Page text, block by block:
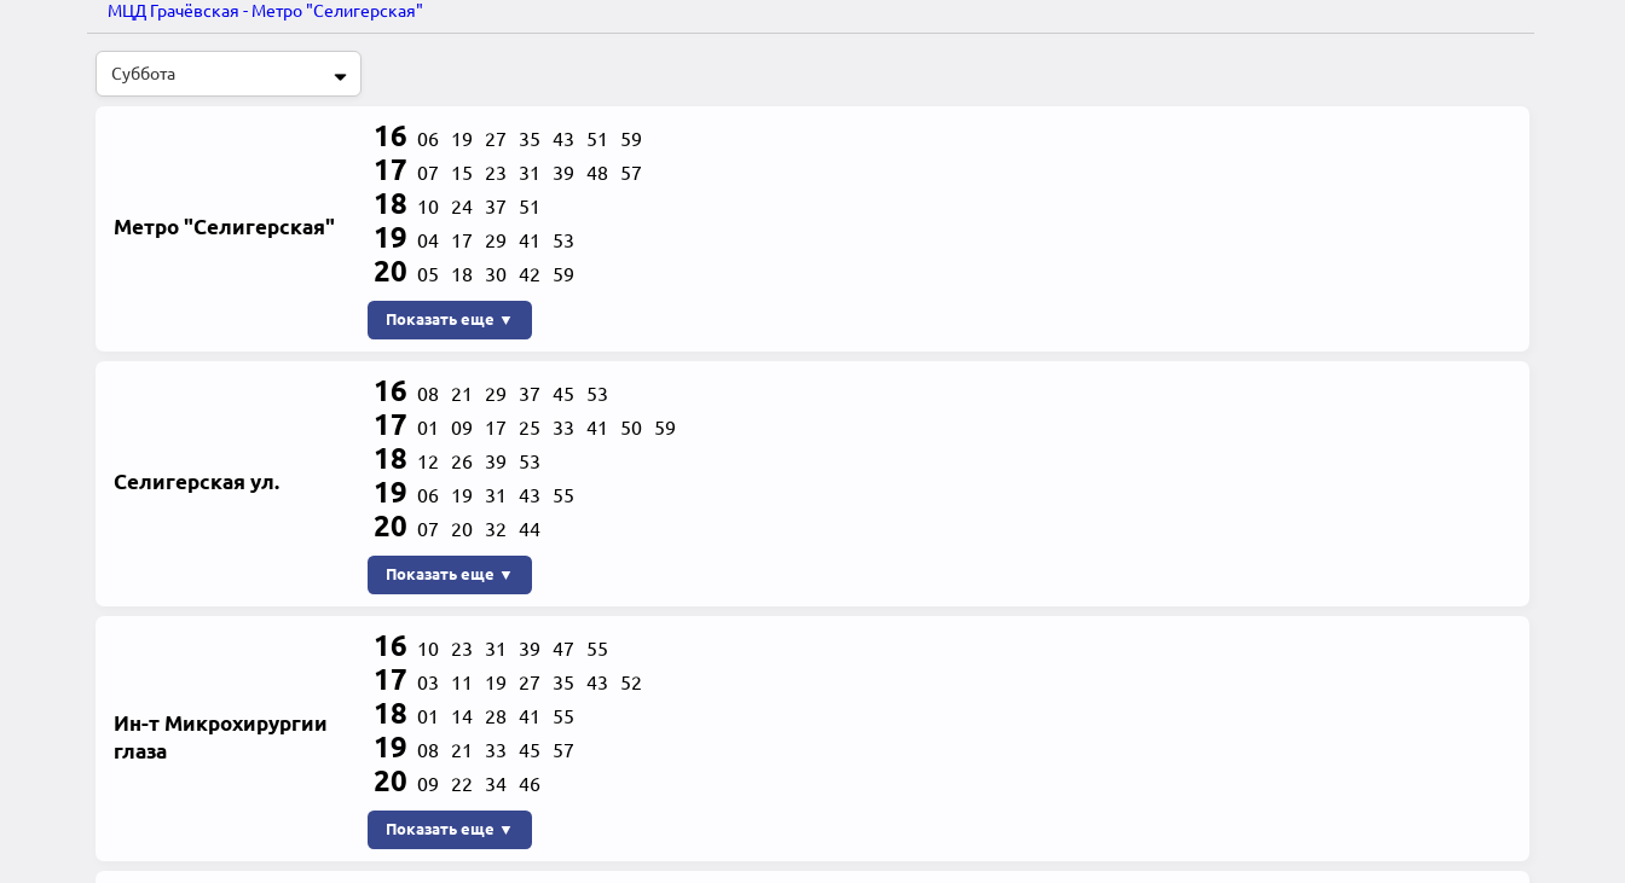
МЦД Грачёвская - Метро "Селигерская"
Метро "Селигерская"
16 06 19 27 35 43 51 59
17 07 15 23 31 39 48 57
18 10 24 37 51
19 04 17 29 41 53
20 05 18 30 42 59
Показать еще ▼
Селигерская ул.
16 08 21 29 37 45 53
17 01 09 17 25 33 41 50 59
18 12 26 39 53
19 06 19 31 43 55
20 07 20 32 44
Показать еще ▼
Ин-т Микрохирургии
глаза
16 10 23 31 39 47 55
17 03 11 19 27 35 43 52
18 01 14 28 41 55
19 08 21 33 45 57
20 09 22 34 46
Показать еще ▼